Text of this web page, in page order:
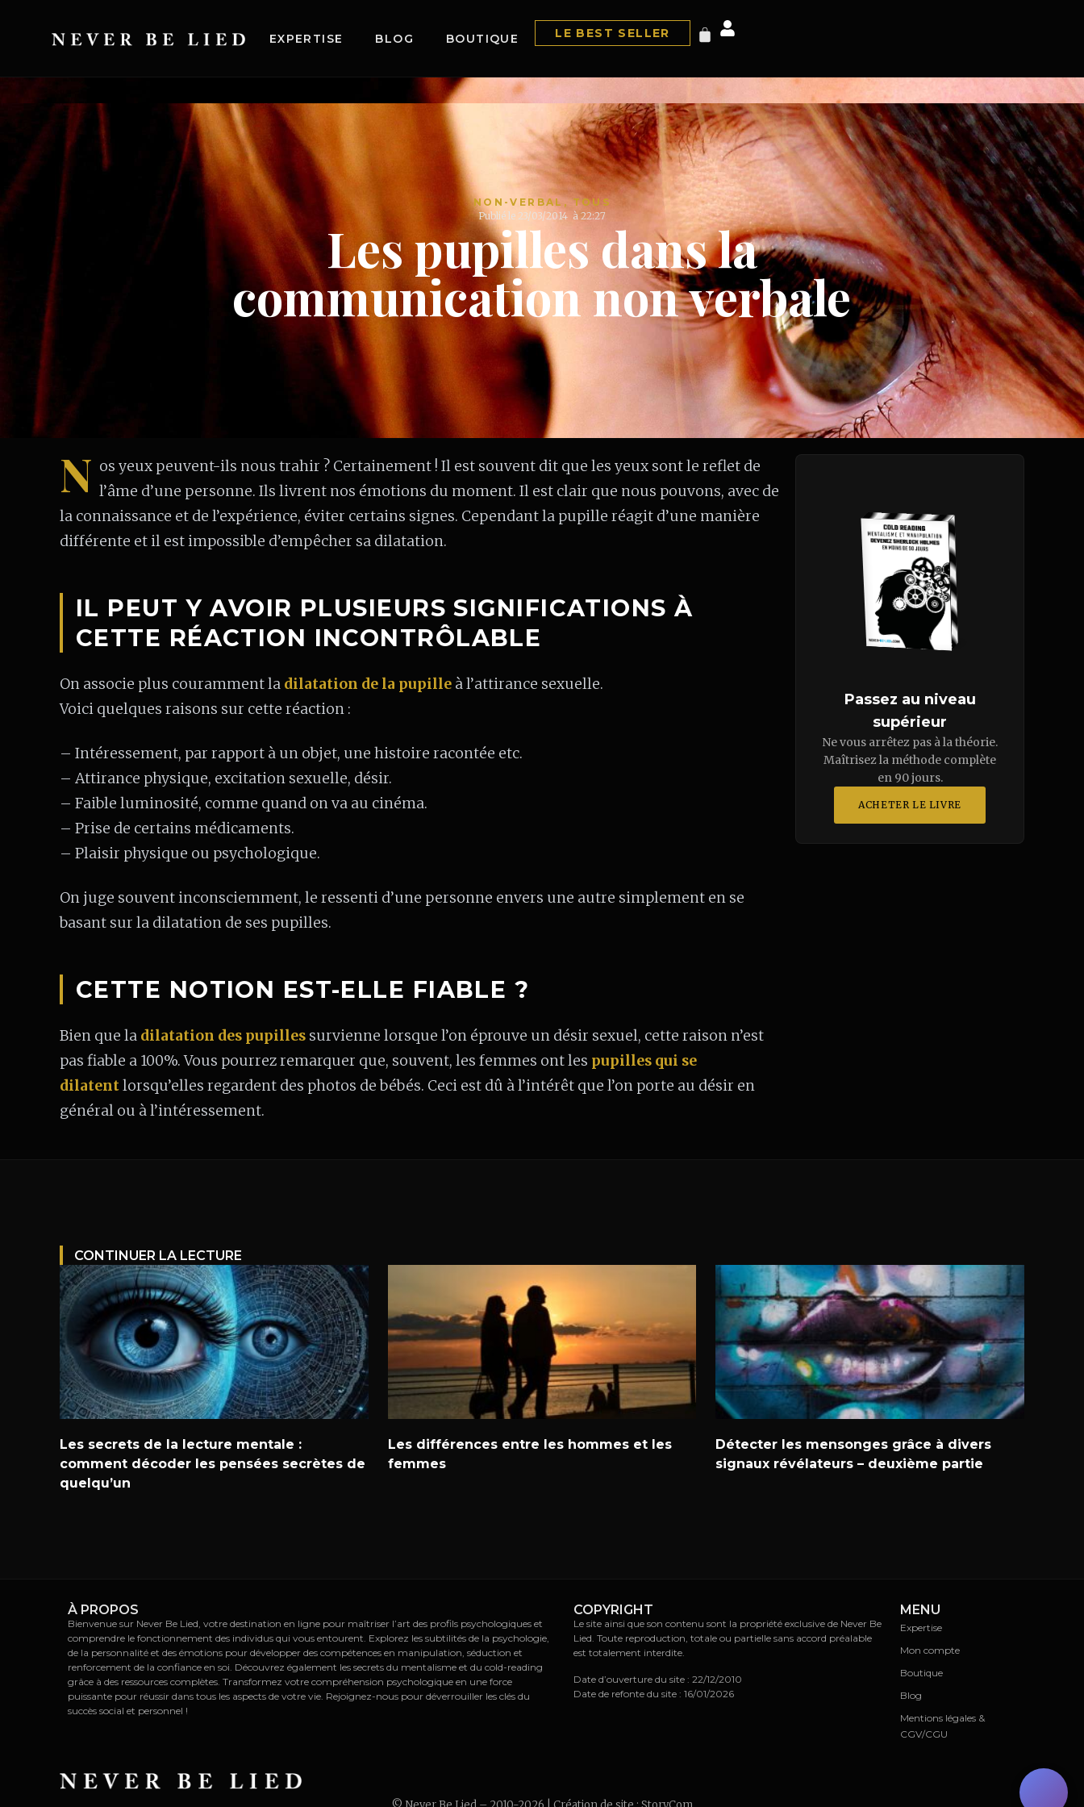
EXPERTISE BLOG BOUTIQUE LE BEST SELLER
NON-VERBAL ,TOUS
Publié le 23/03/2014 à 22:27
Les pupilles dans la
communication non verbale
N os yeux peuvent-ils nous trahir ? Certainement ! Il est souvent dit que les yeux sont le reflet de
l’âme d’une personne. Ils livrent nos émotions du moment. Il est clair que nous pouvons, avec de
la connaissance et de l’expérience, éviter certains signes. Cependant la pupille réagit d’une manière
différente et il est impossible d’empêcher sa dilatation.
IL PEUT Y AVOIR PLUSIEURS SIGNIFICATIONS À
CETTE RÉACTION INCONTRÔLABLE
On associe plus couramment la dilatation de la pupille à l’attirance sexuelle.
Voici quelques raisons sur cette réaction :
– Intéressement, par rapport à un objet, une histoire racontée etc.
– Attirance physique, excitation sexuelle, désir.
– Faible luminosité, comme quand on va au cinéma.
– Prise de certains médicaments.
– Plaisir physique ou psychologique.
On juge souvent inconsciemment, le ressenti d’une personne envers une autre simplement en se
basant sur la dilatation de ses pupilles.
CETTE NOTION EST-ELLE FIABLE ?
Bien que la dilatation des pupilles survienne lorsque l’on éprouve un désir sexuel, cette raison n’est
pas fiable a 100%. Vous pourrez remarquer que, souvent, les femmes ont les pupilles qui se
dilatentlorsqu’elles regardent des photos de bébés. Ceci est dû à l’intérêt que l’on porte au désir en
général ou à l’intéressement.
Passez au niveau
supérieur
Ne vous arrêtez pas à la théorie.
Maîtrisez la méthode complète
en 90 jours.
ACHETER LE LIVRE
CONTINUER LA LECTURE
Les secrets de la lecture mentale :
comment décoder les pensées secrètes de
quelqu’un
Les différences entre les hommes et les
femmes
Détecter les mensonges grâce à divers
signaux révélateurs – deuxième partie
À PROPOS
Bienvenue sur Never Be Lied, votre destination en ligne pour maîtriser l’art des profils psychologiques et
comprendre le fonctionnement des individus qui vous entourent. Explorez les subtilités de la psychologie,
de la personnalité et des émotions pour développer des compétences en manipulation, séduction et
renforcement de la confiance en soi. Découvrez également les secrets du mentalisme et du cold-reading
grâce à des ressources complètes. Transformez votre compréhension psychologique en une force
puissante pour réussir dans tous les aspects de votre vie. Rejoignez-nous pour déverrouiller les clés du
succès social et personnel !
COPYRIGHT
Le site ainsi que son contenu sont la propriété exclusive de Never Be
Lied. Toute reproduction, totale ou partielle sans accord préalable
est totalement interdite.
Date d’ouverture du site : 22/12/2010
Date de refonte du site : 16/01/2026
MENU
Expertise
Mon compte
Boutique
Blog
Mentions légales &
CGV/CGU